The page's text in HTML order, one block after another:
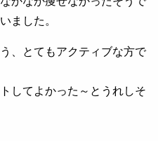
ました。
、とてもアクティブな方で
してよかった～とうれしそ